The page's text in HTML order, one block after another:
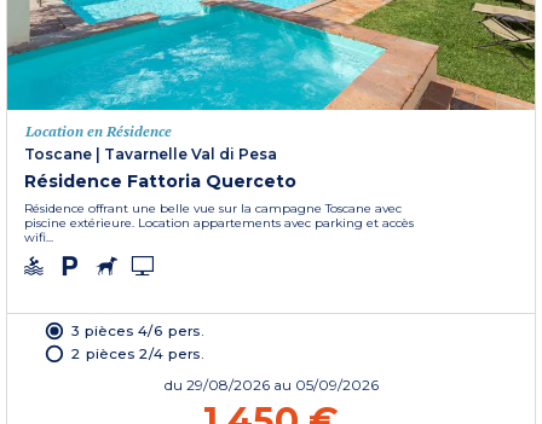
Location en Résidence
Toscane | Tavarnelle Val di Pesa
Résidence Fattoria Querceto
Résidence offrant une belle vue sur la campagne Toscane avec
piscine extérieure. Location appartements avec parking et accès
wifi...
3 pièces 4/6 pers.
2 pièces 2/4 pers.
du 29/08/2026 au 05/09/2026